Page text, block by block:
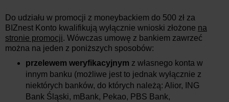
Do udziału w promocji z moneybackiem do 500 zł za
BIZnest Konto kwalifikują wyłącznie wnioski złożone na
stronie promocji. Wówczas umowę z bankiem zawrzeć
można na jeden z poniższych sposobów:
przelewem weryfikacyjnym z własnego konta w
innym banku (możliwe jest to jednak wyłącznie z
niektórych banków, do których należą: Alior, ING
Bank Śląski, mBank, Pekao, PBS Bank,